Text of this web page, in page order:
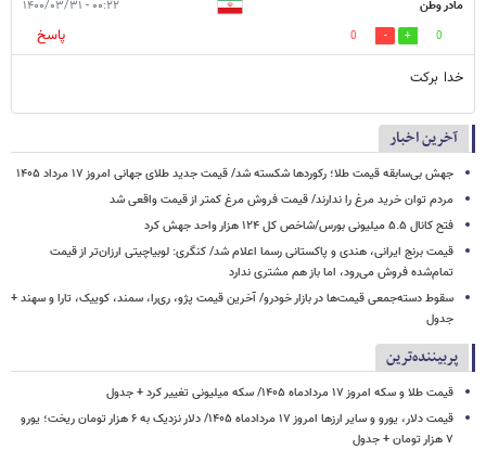
مادر وطن ۰۰:۲۲ - ۱۴۰۰/۰۳/۳۱
0
0
پاسخ
خدا برکت
آخرین اخبار
جهش بی‌سابقه قیمت طلا؛ رکوردها شکسته شد/ قیمت جدید طلای جهانی امروز ۱۷ مرداد ۱۴۰۵
مردم توان خرید مرغ را ندارند/ قیمت فروش مرغ کمتر از قیمت واقعی شد
فتح کانال ۵.۵ میلیونی بورس/شاخص کل ۱۲۴ هزار واحد جهش کرد
قیمت برنج ایرانی، هندی و پاکستانی رسما اعلام شد/ کنگری: لوبیاچیتی ارزان‌تر از قیمت
تمام‌شده فروش می‌رود، اما باز هم مشتری ندارد
سقوط دسته‌جمعی قیمت‌ها در بازار خودرو/ آخرین قیمت پژو، ری‌را، سمند، کوییک، تارا و سهند +
جدول
پربیننده‌ترین
قیمت طلا و سکه امروز ۱۷ مردادماه ۱۴۰۵/ سکه میلیونی تغییر کرد + جدول
قیمت دلار، یورو و سایر ارزها امروز ۱۷ مردادماه ۱۴۰۵/ دلار نزدیک به ۶ هزار تومان ریخت؛ یورو
۷ هزار تومان + جدول